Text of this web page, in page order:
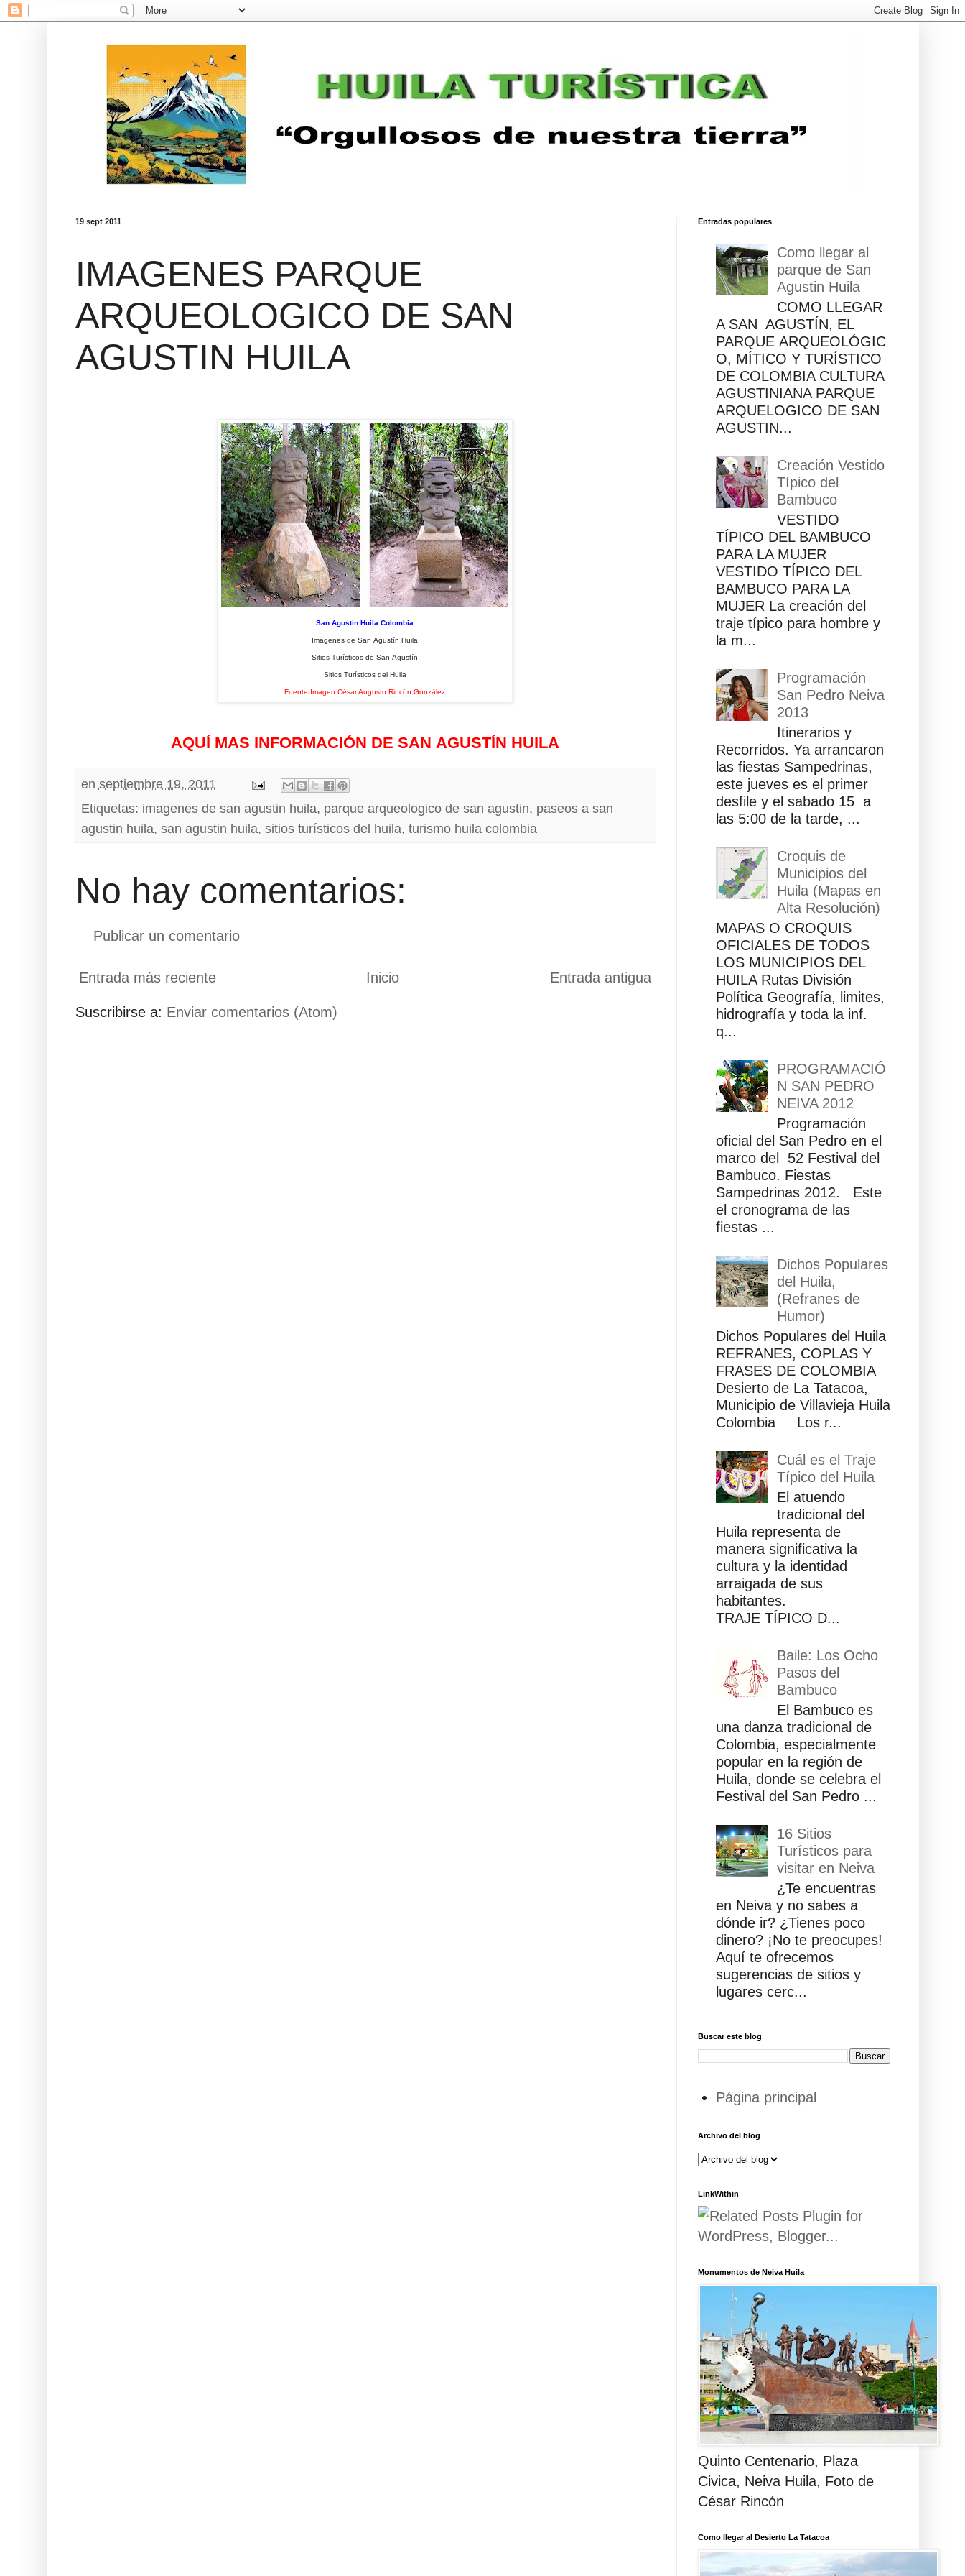
19 sept 2011
IMAGENES PARQUE
ARQUEOLOGICO DE SAN
AGUSTIN HUILA
San Agustín Huila Colombia
Imágenes de San Agustín Huila
Sitios Turísticos de San Agustín
Sitios Turísticos del Huila
Fuente Imagen César Augusto Rincón González
AQUÍ MAS INFORMACIÓN DE SAN AGUSTÍN HUILA
en septiembre 19, 2011
Etiquetas: imagenes de san agustin huila, parque arqueologico de san agustin, paseos a san
agustin huila, san agustin huila, sitios turísticos del huila, turismo huila colombia
No hay comentarios:
Publicar un comentario
Entrada más reciente Entrada antigua
Inicio
Suscribirse a: Enviar comentarios (Atom)
Entradas populares
Como llegar al
parque de San
Agustin Huila
COMO LLEGAR
A SAN AGUSTÍN, EL
PARQUE ARQUEOLÓGIC
O, MÍTICO Y TURÍSTICO
DE COLOMBIA CULTURA
AGUSTINIANA PARQUE
ARQUELOGICO DE SAN
AGUSTIN...
Creación Vestido
Típico del
Bambuco
VESTIDO
TÍPICO DEL BAMBUCO
PARA LA MUJER
VESTIDO TÍPICO DEL
BAMBUCO PARA LA
MUJER La creación del
traje típico para hombre y
la m...
Programación
San Pedro Neiva
2013
Itinerarios y
Recorridos. Ya arrancaron
las fiestas Sampedrinas,
este jueves es el primer
desfile y el sabado 15 a
las 5:00 de la tarde, ...
Croquis de
Municipios del
Huila (Mapas en
Alta Resolución)
MAPAS O CROQUIS
OFICIALES DE TODOS
LOS MUNICIPIOS DEL
HUILA Rutas División
Política Geografía, limites,
hidrografía y toda la inf.
q...
PROGRAMACIÓ
N SAN PEDRO
NEIVA 2012
Programación
oficial del San Pedro en el
marco del 52 Festival del
Bambuco. Fiestas
Sampedrinas 2012. Este
el cronograma de las
fiestas ...
Dichos Populares
del Huila,
(Refranes de
Humor)
Dichos Populares del Huila
REFRANES, COPLAS Y
FRASES DE COLOMBIA
Desierto de La Tatacoa,
Municipio de Villavieja Huila
Colombia Los r...
Cuál es el Traje
Típico del Huila
El atuendo
tradicional del
Huila representa de
manera significativa la
cultura y la identidad
arraigada de sus
habitantes.
TRAJE TÍPICO D...
Baile: Los Ocho
Pasos del
Bambuco
El Bambuco es
una danza tradicional de
Colombia, especialmente
popular en la región de
Huila, donde se celebra el
Festival del San Pedro ...
16 Sitios
Turísticos para
visitar en Neiva
¿Te encuentras
en Neiva y no sabes a
dónde ir? ¿Tienes poco
dinero? ¡No te preocupes!
Aquí te ofrecemos
sugerencias de sitios y
lugares cerc...
Buscar este blog
Página principal
Archivo del blog
LinkWithin
Monumentos de Neiva Huila
Quinto Centenario, Plaza
Civica, Neiva Huila, Foto de
César Rincón
Como llegar al Desierto La Tatacoa